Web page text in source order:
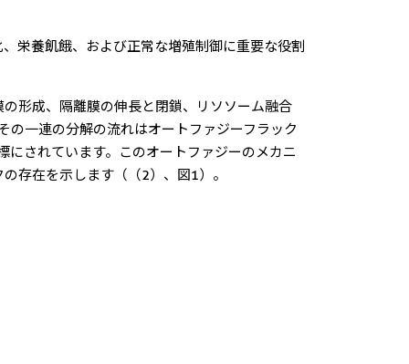
栄養飢餓、および正常な増殖制御に重要な役割
形成、隔離膜の伸長と閉鎖、リソソーム融合
の一連の分解の流れはオートファジーフラック
されています。このオートファジーのメカニ
存在を示します（（2）、図1）。